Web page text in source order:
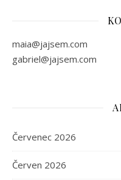
maia@jajsem.com
gabriel@jajsem.com
Červenec 2026
Červen 2026